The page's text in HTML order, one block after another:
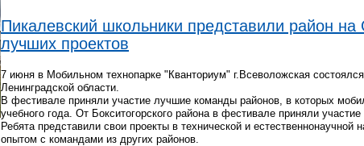
Пикалевский школьники представили район
лучших проектов
7 июня в Мобильном технопарке "Кванториум" г.Всеволожская
Ленинградской области.
В фестивале приняли участие лучшие команды районов, в которых
учебного года. От Бокситогорского района в фестивале приняли
Ребята представили свои проекты в технической и
опытом с командами из других районов.